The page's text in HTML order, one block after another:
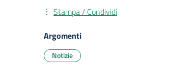
Stampa / Condividi
Argomenti
Notizie